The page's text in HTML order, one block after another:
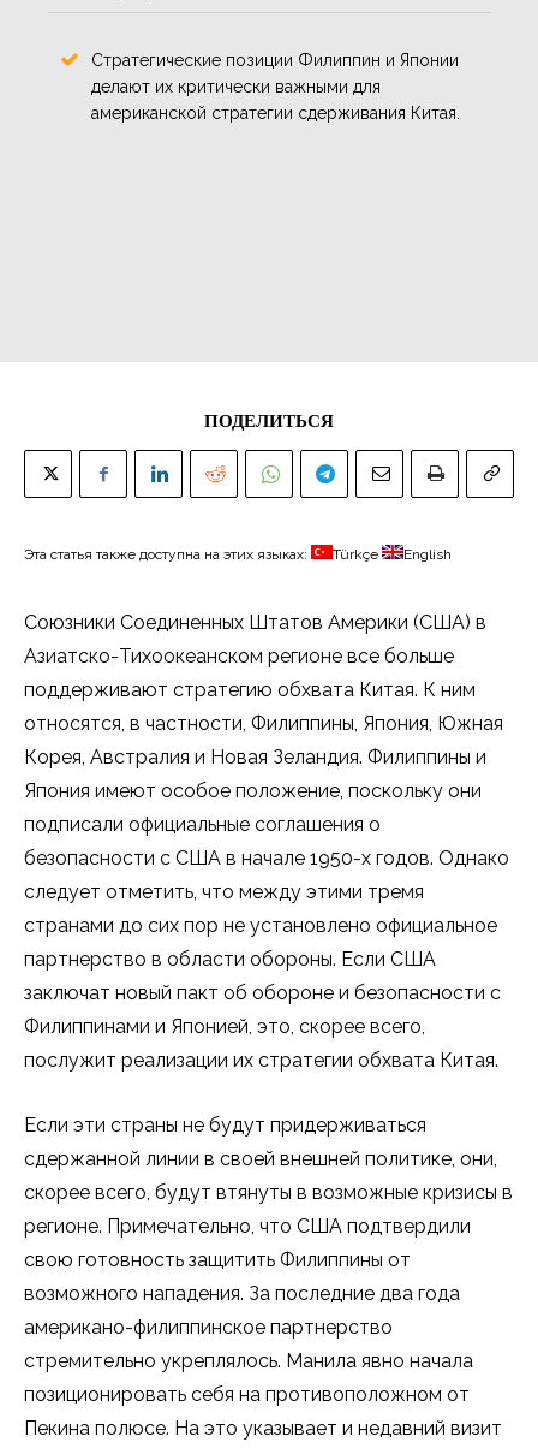
Стратегические позиции Филиппин и Японии
делают их критически важными для
американской стратегии сдерживания Китая.
ПОДЕЛИТЬСЯ
Эта статья также доступна на этих языках: Türkçe English
Союзники Соединенных Штатов Америки (США) в
Азиатско-Тихоокеанском регионе все больше
поддерживают стратегию обхвата Китая. К ним
относятся, в частности, Филиппины, Япония, Южная
Корея, Австралия и Новая Зеландия. Филиппины и
Япония имеют особое положение, поскольку они
подписали официальные соглашения о
безопасности с США в начале 1950-х годов. Однако
следует отметить, что между этими тремя
странами до сих пор не установлено официальное
партнерство в области обороны. Если США
заключат новый пакт об обороне и безопасности с
Филиппинами и Японией, это, скорее всего,
послужит реализации их стратегии обхвата Китая.
Если эти страны не будут придерживаться
сдержанной линии в своей внешней политике, они,
скорее всего, будут втянуты в возможные кризисы в
регионе. Примечательно, что США подтвердили
свою готовность защитить Филиппины от
возможного нападения. За последние два года
американо-филиппинское партнерство
стремительно укреплялось. Манила явно начала
позиционировать себя на противоположном от
Пекина полюсе. На это указывает и недавний визит